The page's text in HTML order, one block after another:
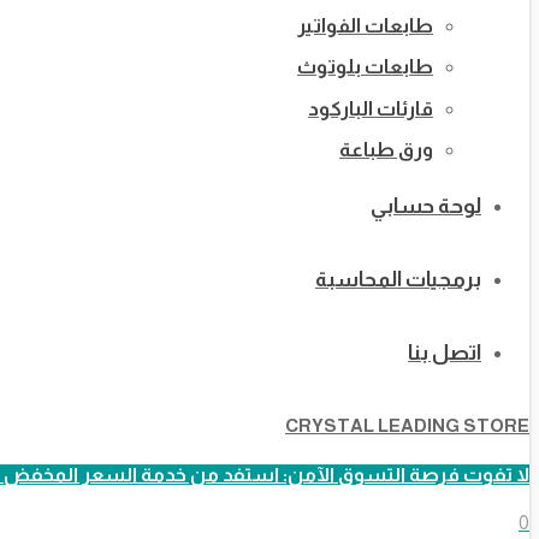
طابعات الفواتير
طابعات بلوتوث
قارئات الباركود
ورق طباعة
لوحة حسابي
برمجيات المحاسبة
اتصل بنا
CRYSTAL LEADING STORE
لا تفوت فرصة التسوق الآمن: استفد من خدمة السعر المخفض
0